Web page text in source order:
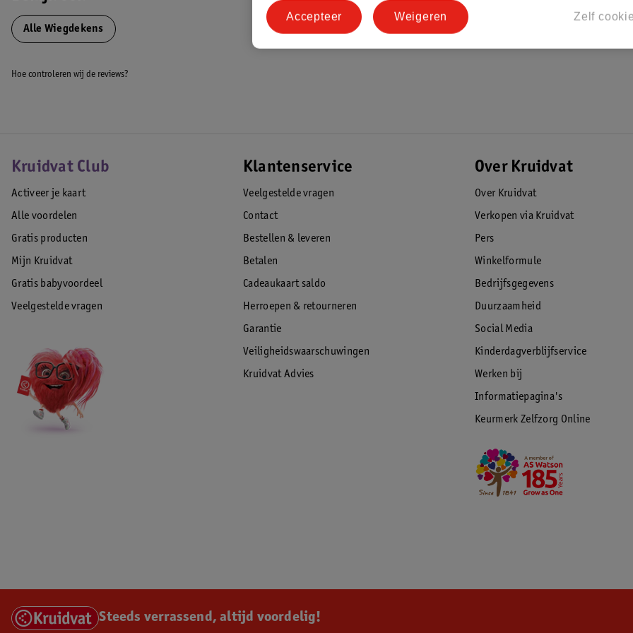
Naam:Bboo Baby&Lifestyle GMBH
Email: info@meycobaby.com
Alle Wiegdekens
Hoe controleren wij de reviews?
Kruidvat Club
Activeer je kaart
Alle voordelen
Gratis producten
Mijn Kruidvat
Gratis babyvoordeel
Veelgestelde vragen
Klantenservice
Veelgestelde vragen
Contact
Bestellen & leveren
Betalen
Cadeaukaart saldo
Herroepen & retourneren
Garantie
Veiligheidswaarschuwingen
Kruidvat Advies
Over Kruidvat
Over Kruidvat
Verkopen via Kruidvat
Pers
Winkelformule
Bedrijfsgegevens
Duurzaamheid
Social Media
Kinderdagverblijfservice
Werken bij
Informatiepagina's
Keurmerk Zelfzorg Online
Steeds verrassend, altijd voordelig!
Zelf
Weigeren
Accepteer